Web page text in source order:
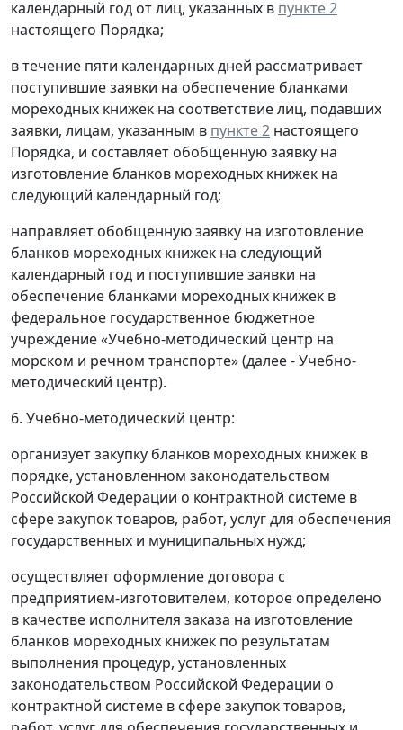
календарный год от лиц, указанных в пункте 2
настоящего Порядка;
в течение пяти календарных дней рассматривает
поступившие заявки на обеспечение бланками
мореходных книжек на соответствие лиц, подавших
заявки, лицам, указанным в пункте 2 настоящего
Порядка, и составляет обобщенную заявку на
изготовление бланков мореходных книжек на
следующий календарный год;
направляет обобщенную заявку на изготовление
бланков мореходных книжек на следующий
календарный год и поступившие заявки на
обеспечение бланками мореходных книжек в
федеральное государственное бюджетное
учреждение «Учебно-методический центр на
морском и речном транспорте» (далее - Учебно-
методический центр).
6. Учебно-методический центр:
организует закупку бланков мореходных книжек в
порядке, установленном законодательством
Российской Федерации о контрактной системе в
сфере закупок товаров, работ, услуг для обеспечения
государственных и муниципальных нужд;
осуществляет оформление договора с
предприятием-изготовителем, которое определено
в качестве исполнителя заказа на изготовление
бланков мореходных книжек по результатам
выполнения процедур, установленных
законодательством Российской Федерации о
контрактной системе в сфере закупок товаров,